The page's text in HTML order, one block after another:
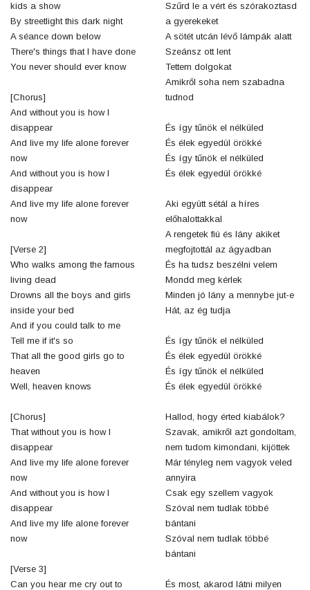
kids a show
By streetlight this dark night
A séance down below
There's things that I have done
You never should ever know
[Chorus]
And without you is how I
disappear
And live my life alone forever
now
And without you is how I
disappear
And live my life alone forever
now
[Verse 2]
Who walks among the famous
living dead
Drowns all the boys and girls
inside your bed
And if you could talk to me
Tell me if it's so
That all the good girls go to
heaven
Well, heaven knows
[Chorus]
That without you is how I
disappear
And live my life alone forever
now
And without you is how I
disappear
And live my life alone forever
now
[Verse 3]
Can you hear me cry out to
Szűrd le a vért és szórakoztasd
a gyerekeket
A sötét utcán lévő lámpák alatt
Szeánsz ott lent
Tettem dolgokat
Amikről soha nem szabadna
tudnod
És így tűnök el nélküled
És élek egyedül örökké
És így tűnök el nélküled
És élek egyedül örökké
Aki együtt sétál a híres
előhalottakkal
A rengetek fiú és lány akiket
megfojtottál az ágyadban
És ha tudsz beszélni velem
Mondd meg kérlek
Minden jó lány a mennybe jut-e
Hát, az ég tudja
És így tűnök el nélküled
És élek egyedül örökké
És így tűnök el nélküled
És élek egyedül örökké
Hallod, hogy érted kiabálok?
Szavak, amikről azt gondoltam,
nem tudom kimondani, kijöttek
Már tényleg nem vagyok veled
annyira
Csak egy szellem vagyok
Szóval nem tudlak többé
bántani
Szóval nem tudlak többé
bántani
És most, akarod látni milyen